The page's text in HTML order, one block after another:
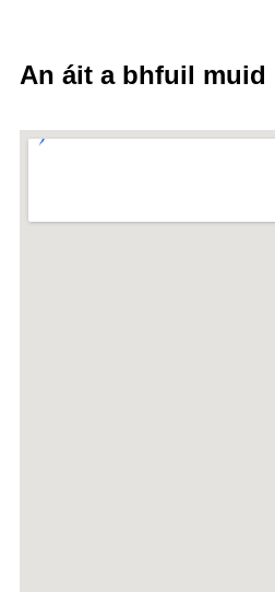
An áit a bhfuil muid